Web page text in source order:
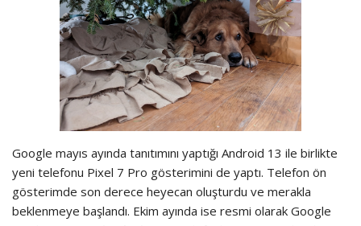
Google mayıs ayında tanıtımını yaptığı Android 13 ile birlikte
yeni telefonu Pixel 7 Pro gösterimini de yaptı. Telefon ön
gösterimde son derece heyecan oluşturdu ve merakla
beklenmeye başlandı. Ekim ayında ise resmi olarak Google